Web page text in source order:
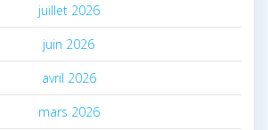
juillet 2026
juin 2026
avril 2026
mars 2026